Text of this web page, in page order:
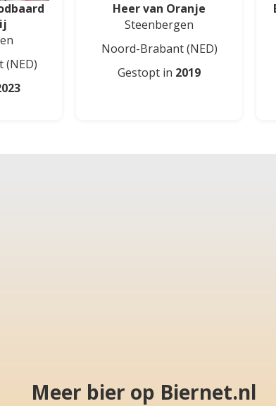
(NED)
Heer van Oranje
Steenbergen
Noord-Brabant (NED)
Gestopt in 2019
Meer bier op Biernet.nl